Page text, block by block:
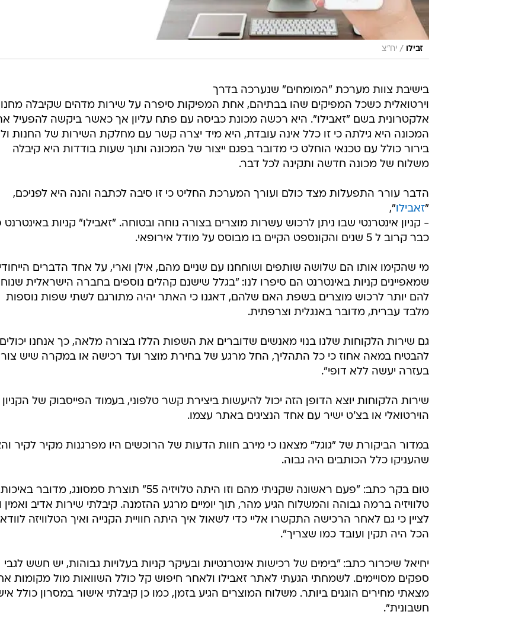
זבילו / יח"צ
בישיבת צוות מערכת "המומחים" שנערכה בדרך
וירטואלית כשכל המפיקים שהו בבתיהם, אחת המפיקות סיפרה על שירות מדהים שקיבלה
אלקטרונית בשם "זאבילו". היא רכשה מכונת כביסה עם פתח עליון אך כאשר ביקשה להפעיל
המכונה היא גילתה כי זו כלל אינה עובדת, היא מיד יצרה קשר עם מחלקת השירות של החנות
בירור כולל עם טכנאי הוחלט כי מדובר בפגם ייצור של המכונה ותוך שעות בודדות היא קיבלה
משלוח של מכונה חדשה ותקינה לכל דבר.
הדבר עורר התפעלות מצד כולם ועורך המערכת החליט כי זו סיבה לכתבה והנה היא לפניכם,
"זאבילו",
- קניון אינטרנטי שבו ניתן לרכוש עשרות מוצרים בצורה נוחה ובטוחה. "זאבילו" קניות באינטרנט
כבר קרוב ל 5 שנים והקונספט הקיים בו מבוסס על מודל אירופאי.
מי שהקימו אותו הם שלושה שותפים ושוחחנו עם שניים מהם, אילן וארי, על אחד הדברים
שמאפיינים קניות באינטרנט הם סיפרו לנו: "בגלל שישנם קהלים נוספים בחברה הישראלית שנוח
להם יותר לרכוש מוצרים בשפת האם שלהם, דאגנו כי האתר יהיה מתורגם לשתי שפות נוספות
מלבד עברית, מדובר באנגלית וצרפתית.
גם שירות הלקוחות שלנו בנוי מאנשים שדוברים את השפות הללו בצורה מלאה, כך אנחנו יכולים
להבטיח במאה אחוז כי כל התהליך, החל מרגע של בחירת מוצר ועד רכישה או במקרה שיש
בעזרה יעשה ללא דופי".
שירות הלקוחות יוצא הדופן הזה יכול להיעשות ביצירת קשר טלפוני, בעמוד הפייסבוק של הקניון
הוירטואלי או בצ'ט ישיר עם אחד הנציגים באתר עצמו.
במדור הביקורת של "גוגל" מצאנו כי מירב חוות הדעות של הרוכשים היו מפרגנות מקיר לקיר
שהעניקו כלל הכותבים היה גבוה.
טום בקר כתב: "פעם ראשונה שקניתי מהם וזו היתה טלויזיה 55" תוצרת סמסונג, מדובר באיכות
טלוויזיה ברמה גבוהה והמשלוח הגיע מהר, תוך יומיים מרגע ההזמנה. קיבלתי שירות אדיב ואמין
לציין כי גם לאחר הרכישה התקשרו אליי כדי לשאול איך היתה חוויית הקנייה ואיך הטלוויזה לוודא
הכל היה תקין ועובד כמו שצריך".
יחיאל שיכרור כתב: "בימים של רכישות אינטרנטיות ובעיקר קניות בעלויות גבוהות, יש חשש לגבי
ספקים מסויימים. לשמחתי הגעתי לאתר זאבילו ולאחר חיפוש קל כולל השוואות מול מקומות
מצאתי מחירים הוגנים ביותר. משלוח המוצרים הגיע בזמן, כמו כן קיבלתי אישור במסרון כולל
חשבונית".